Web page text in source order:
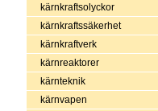
kärnkraftsolyckor
kärnkraftssäkerhet
kärnkraftverk
kärnreaktorer
kärnteknik
kärnvapen